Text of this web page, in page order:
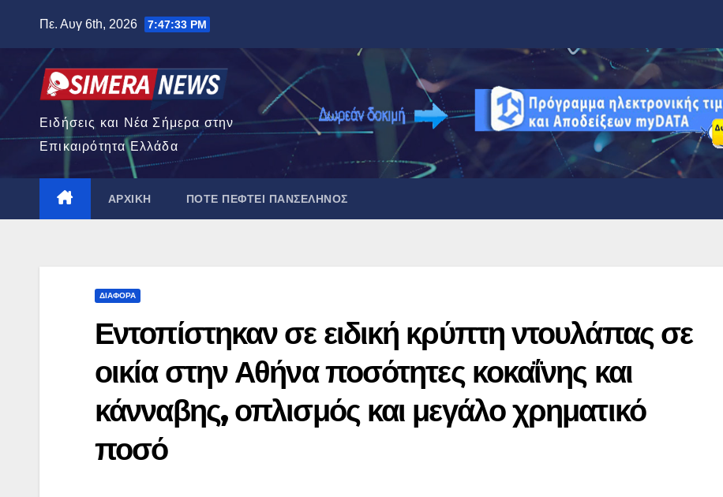
περιεχόμενο
Πε. Αυγ 6th, 2026 7:47:34 PM
Ειδήσεις και Νέα Σήμερα στην
Επικαιρότητα Ελλάδα
ΑΡΧΙΚΉ ΠΌΤΕ ΠΈΦΤΕΙ ΠΑΝΣΈΛΗΝΟΣ
ΔΙΆΦΟΡΑ
Εντοπίστηκαν σε ειδική κρύπτη ντουλάπας σε
οικία στην Αθήνα ποσότητες κοκαΐνης και
κάνναβης, οπλισμός και μεγάλο χρηματικό
ποσό